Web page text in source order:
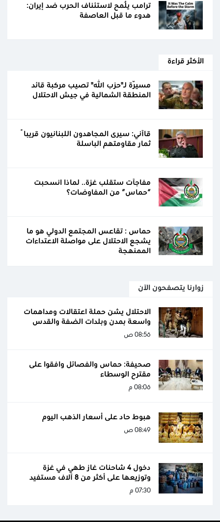
ترامب يُلمح لاستئناف الحرب ضد إيران:
هدوء ما قبل العاصفة
الأكثر قراءة
مسيّرة لـ"حزب الله" تصيب مركبة قائد
المنطقة الشمالية في جيش الاحتلال
قاآني: سيرى المجاهدون اللبنانيون قريباً
ثمار مقاومتهم الباسلة
مفاجآت ستقلب غزة.. لماذا انسحبت
“حماس” من المفاوضات؟
حماس : تقاعس المجتمع الدولي هو ما
يشجع الاحتلال على مواصلة الاعتداءات
الممنهجة
زوارنا يتصفحون الآن
الاحتلال يشن حملة اعتقالات ومداهمات
واسعة بمدن وبلدات الضفة والقدس
08:56 ص
صحيفة: حماس والفصائل وافقوا على
مقترح الوسطاء
08:06 م
هبوط حاد على أسعار الذهب اليوم
08:49 ص
دخول 4 شاحنات غاز طهي في غزة
وتوزيعها على أكثر من 8 آلاف مستفيد
07:30 م